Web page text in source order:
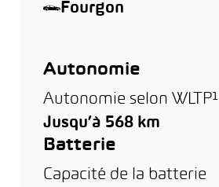
Fourgon
Autonomie
Autonomie selon WLTP¹
Jusqu’à 568 km
Batterie
Capacité de la batterie